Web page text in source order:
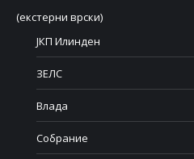
(екстерни врски)
ЈКП Илинден
ЗЕЛС
Влада
Собрание